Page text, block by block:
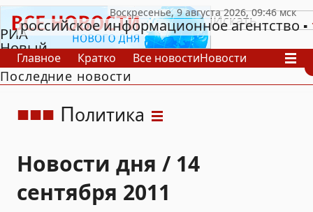
РИА
Новый
День
российское информационное агентство
Главное Кратко Все новостиНовости
В России
В мире
Последние новости
Политика
Новости дня / 14
сентября 2011